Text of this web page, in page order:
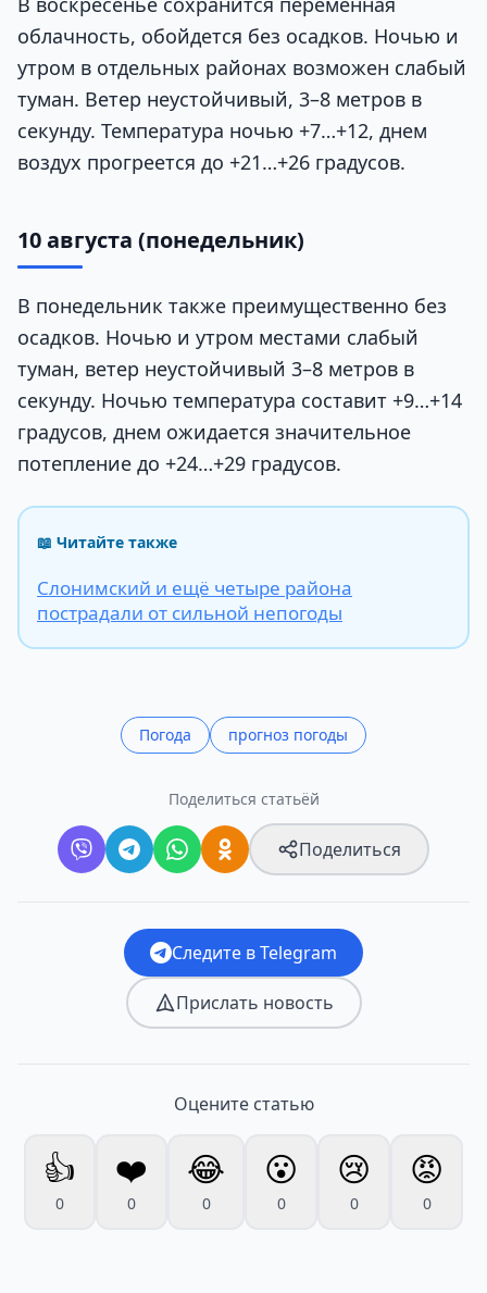
облачность, обойдется без осадков. Ночью и
утром в отдельных районах возможен слабый
туман. Ветер неустойчивый, 3–8 метров в
секунду. Температура ночью +7…+12, днем
воздух прогреется до +21…+26 градусов.
10 августа (понедельник)
В понедельник также преимущественно без
осадков. Ночью и утром местами слабый
туман, ветер неустойчивый 3–8 метров в
секунду. Ночью температура составит +9…+14
градусов, днем ожидается значительное
потепление до +24…+29 градусов.
📖 Читайте также
Слонимский и ещё четыре района
пострадали от сильной непогоды
Погода прогноз погоды
Поделиться статьёй
Поделиться
Следите в Telegram
Прислать новость
Оцените статью
👍
0
❤️
0
😂
0
😮
0
😢
0
😡
0